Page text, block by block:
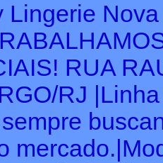
Lingerie
RUA
RJ